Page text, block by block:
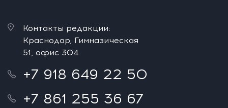
Контакты редакции:
Краснодар, Гимназическая
51, офис 304
+7 918 649 22 50
+7 861 255 36 67